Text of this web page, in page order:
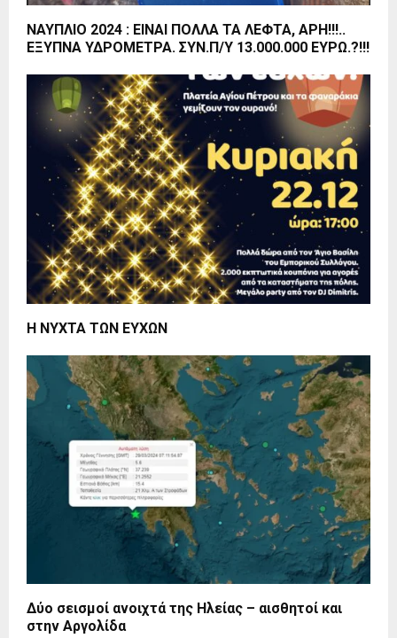
ΝΑΥΠΛΙΟ 2024 : ΕΙΝΑΙ ΠΟΛΛΑ ΤΑ ΛΕΦΤΑ, ΑΡΗ!!!..
ΕΞΥΠΝΑ ΥΔΡΟΜΕΤΡΑ. ΣΥΝ.Π/Υ 13.000.000 ΕΥΡΩ.?!!!
Η ΝΥΧΤΑ ΤΩΝ ΕΥΧΩΝ
Δύο σεισμοί ανοιχτά της Ηλείας – αισθητοί και
στην Αργολίδα